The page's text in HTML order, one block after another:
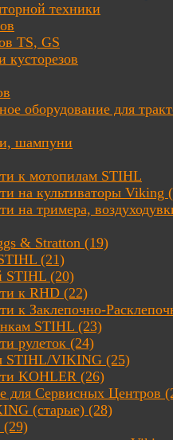
техники
TS, GS
кусторезов
оборудование для
шампуни
к мотопилам STIHL
на культиваторы Viking
на тримера,
& Stratton (19)
(21)
STIHL (20)
к RHD (22)
к Заклепочно-
STIHL (23)
рулеток (24)
STIHL/VIKING (25)
KOHLER (26)
для Сервисных Центров
(старые) (28)
(29)